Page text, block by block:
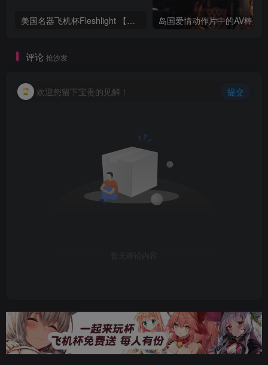
美国名器飞机杯Fleshlight 【Quickshot-Vantage 双头飞机杯】完全评测
评论 抢沙发
欢迎您留下宝贵的见解！ 提交
暂无评论内容